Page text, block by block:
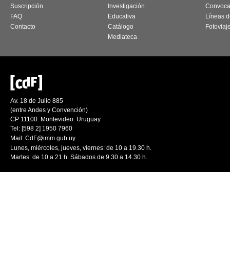
Suscripción
FAQ
Contacto
Investigación
Educativa
Catálogo
Mediateca
Líneas
Av. 18 de Julio 885
(entre Andes y Convención)
CP 11100. Montevideo. Uruguay
Tel: [598 2] 1950 7960
Mail: CdF@imm.gub.uy
Lunes, miércoles, jueves, viernes: de 10 a 19.30 h.
Martes: de 10 a 21 h. Sábados de 9.30 a 14.30 h.